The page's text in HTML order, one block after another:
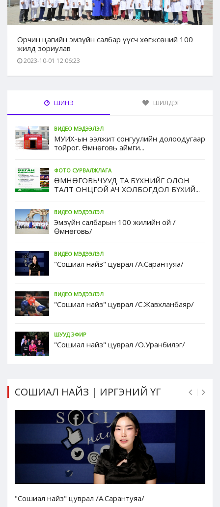
Орчин цагийн эмзүйн салбар үүсч хөгжсөний 100
жилд зориулав
2023-10-01 12:06:23
ШИНЭ ШИЛДЭГ
ВИДЕО МЭДЭЭЛЭЛ
МУИХ-ын ээлжит сонгуулийн долоодугаар
тойрог. Өмнөговь аймги...
ФОТО СУРВАЛЖЛАГА
ӨМНӨГОВЬЧУУД ТА БҮХНИЙГ ОЛОН
ТАЛТ ОНЦГОЙ АЧ ХОЛБОГДОЛ БҮХИЙ...
ВИДЕО МЭДЭЭЛЭЛ
Эмзүйн салбарын 100 жилийн ой /
Өмнөговь/
ВИДЕО МЭДЭЭЛЭЛ
"Сошиал найз" цуврал /А.Сарантуяа/
ВИДЕО МЭДЭЭЛЭЛ
"Сошиал найз" цуврал /С.Жавхланбаяр/
ШУУД ЭФИР
"Сошиал найз" цуврал /О.Уранбилэг/
СОШИАЛ НАЙЗ | ИРГЭНИЙ ҮГ
"Сошиал найз" цуврал /А.Сарантуяа/